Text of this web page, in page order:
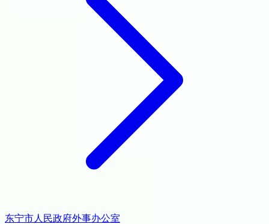
东宁市人民政府外事办公室